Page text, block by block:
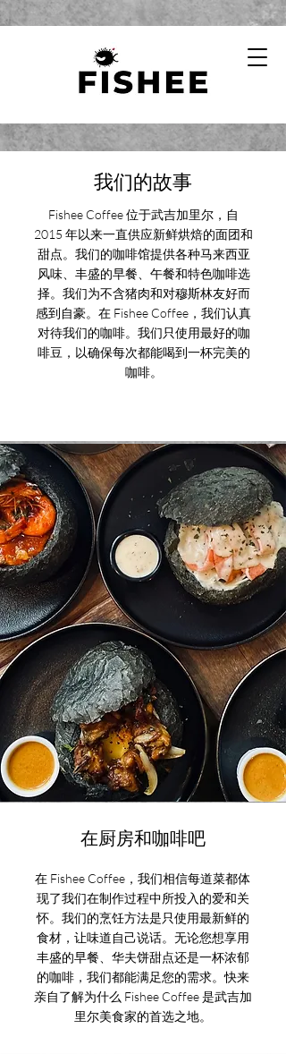
我们的故事
Fishee Coffee 位于武吉加里尔，自
2015 年以来一直供应新鲜烘焙的面团和
甜点。我们的咖啡馆提供各种马来西亚
风味、丰盛的早餐、午餐和特色咖啡选
择。我们为不含猪肉和对穆斯林友好而
感到自豪。在 Fishee Coffee，我们认真
对待我们的咖啡。我们只使用最好的咖
啡豆，以确保每次都能喝到一杯完美的
咖啡。
在厨房和咖啡吧
在 Fishee Coffee，我们相信每道菜都体
现了我们在制作过程中所投入的爱和关
怀。我们的烹饪方法是只使用最新鲜的
食材，让味道自己说话。无论您想享用
丰盛的早餐、华夫饼甜点还是一杯浓郁
的咖啡，我们都能满足您的需求。快来
亲自了解为什么 Fishee Coffee 是武吉加
里尔美食家的首选之地。